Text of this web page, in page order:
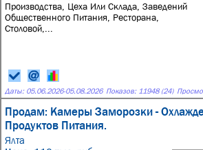
Производства, Цеха Или Склада, Заведений
Общественного Питания, Ресторана,
Столовой,...
Даты: 05.06.2026-05.08.2026 Показов: 11948 (24)
Продам: Камеры Заморозки -
Продуктов Питания.
Ялта